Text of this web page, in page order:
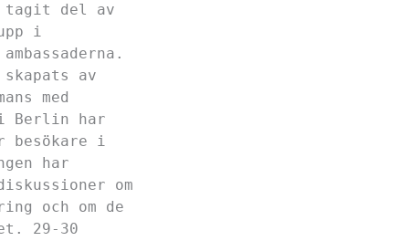
tagit del av
i
av
med
Berlin har
besökare i
har
om
och om de
29-30